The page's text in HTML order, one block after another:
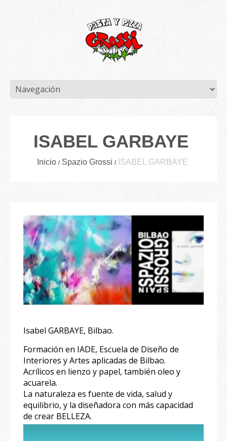
ISABEL GARBAYE
Inicio Spazio Grossi ISABEL GARBAYE
Isabel GARBAYE, Bilbao.
Formación en IADE, Escuela de Diseño de
Interiores y Artes aplicadas de Bilbao.
Acrílicos en lienzo y papel, también oleo y
acuarela.
La naturaleza es fuente de vida, salud y
equilibrio, y la diseñadora con más capacidad
de crear BELLEZA.